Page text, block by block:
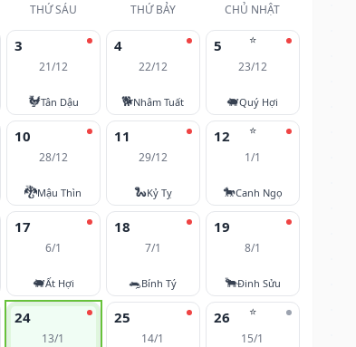
THỨ SÁU THỨ BẢY CHỦ NHẬT
3
21/12
🐓Tân Dậu
4
22/12
🐕Nhâm Tuất
⭐
5
23/12
🐖Quý Hợi
10
28/12
🐉Mậu Thìn
11
29/12
🐍Kỷ Tỵ
⭐
12
1/1
🐎Canh Ngọ
17
6/1
🐖Ất Hợi
18
7/1
🐀Bính Tý
19
8/1
🐂Đinh Sửu
24
13/1
25
14/1
⭐
26
15/1